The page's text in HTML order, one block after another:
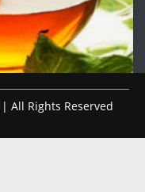
All Rights Reserved